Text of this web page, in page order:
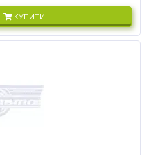
КУПИТИ